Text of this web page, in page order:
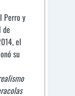
Perro y
de
el
su